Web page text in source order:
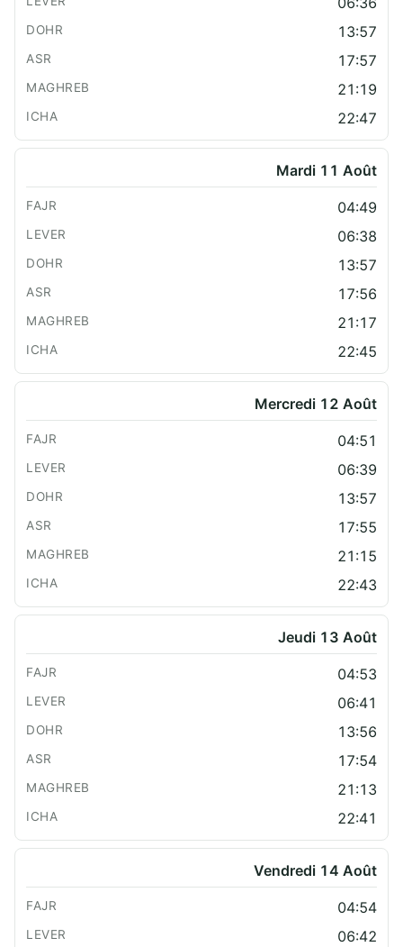
13:57
17:57
21:19
22:47
Mardi 11 Août
04:49
06:38
13:57
17:56
21:17
22:45
Mercredi 12 Août
04:51
06:39
13:57
17:55
21:15
22:43
Jeudi 13 Août
04:53
06:41
13:56
17:54
21:13
22:41
Vendredi 14 Août
04:54
06:42